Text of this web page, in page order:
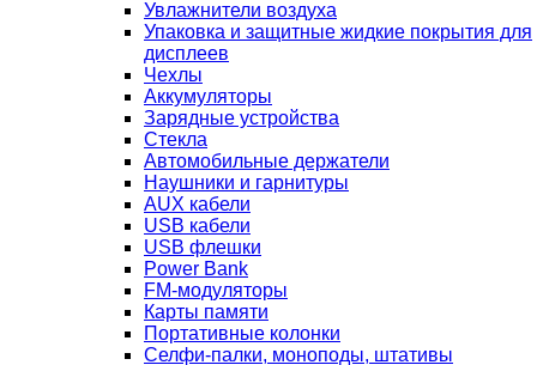
Увлажнители воздуха
Упаковка и защитные жидкие покрытия для
дисплеев
Чехлы
Аккумуляторы
Зарядные устройства
Стекла
Автомобильные держатели
Наушники и гарнитуры
AUX кабели
USB кабели
USB флешки
Power Bank
FM-модуляторы
Карты памяти
Портативные колонки
Селфи-палки, моноподы, штативы